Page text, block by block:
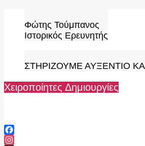
content
Φώτης Τούμπανος
Ιστορικός Ερευνητής
ΣΤΗΡΙΖΟΥΜΕ ΑΥΞΕΝΤΙΟ
Χειροποίητες Δημιουργίες
Facebook